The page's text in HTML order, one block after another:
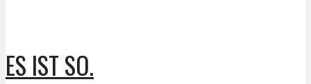
ES IST SO.